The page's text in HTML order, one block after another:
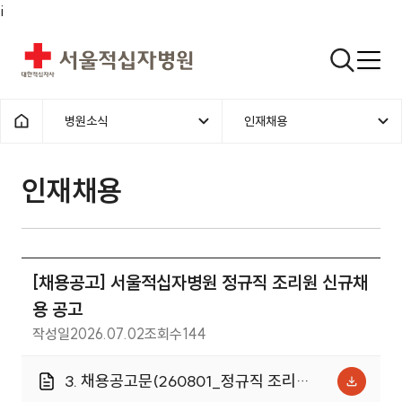
i
서울적십자병원 검색열기
홈으로 1차메뉴
병원소식 2차메뉴
인재채용
인재채용 | 병원소식 | [채용공고]
인재채용
[채용공고] 서울적십자병원 정규직 조리원 신규채
용 공고
작성일2026.07.02조회수144
3. 채용공고문(260801_정규직 조리